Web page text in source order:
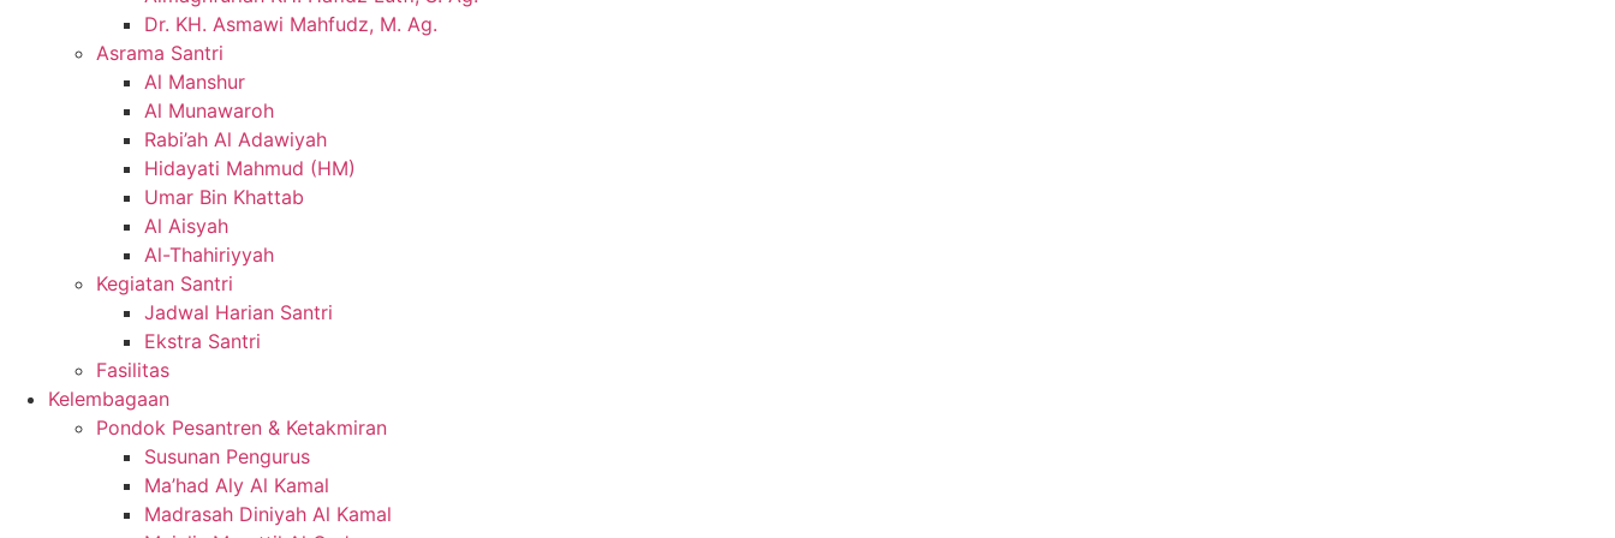
Dr. KH. Asmawi Mahfudz, M. Ag.
Asrama Santri
Al Manshur
Al Munawaroh
Rabi’ah Al Adawiyah
Hidayati Mahmud (HM)
Umar Bin Khattab
Al Aisyah
Al-Thahiriyyah
Kegiatan Santri
Jadwal Harian Santri
Ekstra Santri
Fasilitas
Kelembagaan
Pondok Pesantren & Ketakmiran
Susunan Pengurus
Ma’had Aly Al Kamal
Madrasah Diniyah Al Kamal